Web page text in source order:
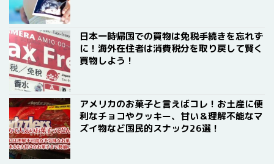
日本一時帰国での買物は免税手続きを忘れず
に！海外在住者は消費税分を取り戻して賢く
買物しよう！
アメリカのお菓子と言えばコレ！お土産に便
利なチョコやクッキー、甘い＆理解不能なマ
ズイ物など国民的スナック26選！